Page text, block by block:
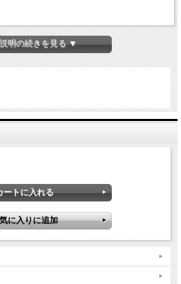
だけ、浅漬けのできあがり♪
)
し、唐辛子／調味料(アミノ酸)
明の続きを見る ▼